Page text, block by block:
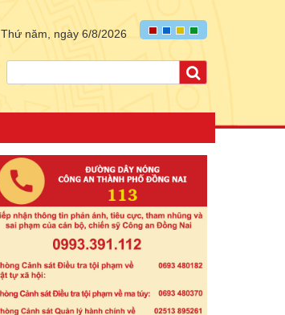
Thứ năm, ngày 6/8/2026